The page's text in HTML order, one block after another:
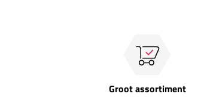
Groot assortiment